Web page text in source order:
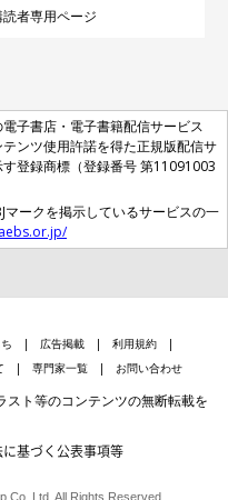
読者専用ページ
子書店・電子書籍配信サービス
ンツ使用許諾を得た正規版配信サ
登録商標（登録番号 第11091003
マークを掲示しているサービスの一
広告掲載
利用規約
専門家一覧 お問い合わせ
ト等のコンテンツの無断転載を
基づく公表事項等
Co.,Ltd. All Rights Reserved.